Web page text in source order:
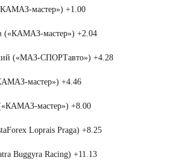
мастер») +1.00
(«КАМАЗ-мастер») +2.04
(«МАЗ-СПОРТавто») +4.28
мастер») +4.46
мастер») +8.00
Loprais Praga) +8.25
Buggyra Racing) +11.13